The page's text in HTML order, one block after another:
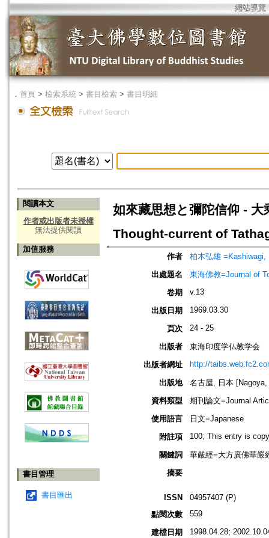
網站導覽
． 首頁 > 檢索系統 > 書目檢索 > 書目明細
閱讀本文
作者或出版者未授權
無法提供閱讀
加值服務
書目管理
書目匯出
如來藏思想と彌陀信仰 -
Thought-current of
作者
柏木弘雄 =Kashiwagi,
出處題名
東海佛教=Journal of
卷期
v.13
出版日期 1969.03.30
頁次 24 - 25
出版者
東海印度学仏教学会
出版者網址
http://
出版地
名古屋, 日本
資料類型
期刊論文=Journal
使用語言
日文=Japanese
附註項
100; This entry is
關鍵詞
華嚴經=大方廣佛華嚴
摘要
ISSN
04957407 (P)
點閱次數
559
建檔日期 1998.04.28;